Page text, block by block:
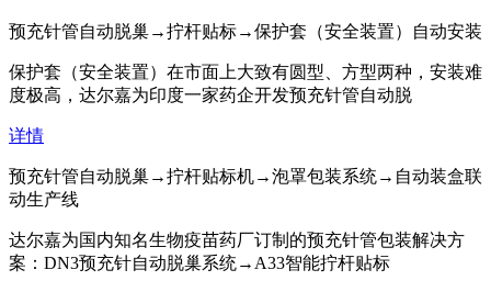
预充针管自动脱巢→拧杆贴标→保护套（安全装置）自动安装
保护套（安全装置）在市面上大致有圆型、方型两种，安装难
度极高，达尔嘉为印度一家药企开发预充针管自动脱
详情
预充针管自动脱巢→拧杆贴标机→泡罩包装系统→自动装盒联
动生产线
达尔嘉为国内知名生物疫苗药厂订制的预充针管包装解决方
案：DN3预充针自动脱巢系统→A33智能拧杆贴标